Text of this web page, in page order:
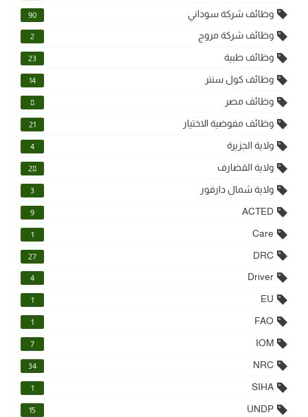
وظائف شركة سوداني 90
وظائف شركة مروج 2
وظائف طبية 23
وظائف كول سنتر 14
وظائف مصر 8
وظائف مفوضية الاختيار 21
ولاية الجزيرة 4
ولاية القضارف 28
ولاية شمال دارفور 3
ACTED
9
Care
1
DRC
27
Driver
4
EU
1
FAO
1
IOM
7
NRC
34
SIHA
1
UNDP
15